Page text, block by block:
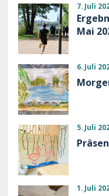
7. Juli
Mai
6. Juli
5. Juli
1. Juli